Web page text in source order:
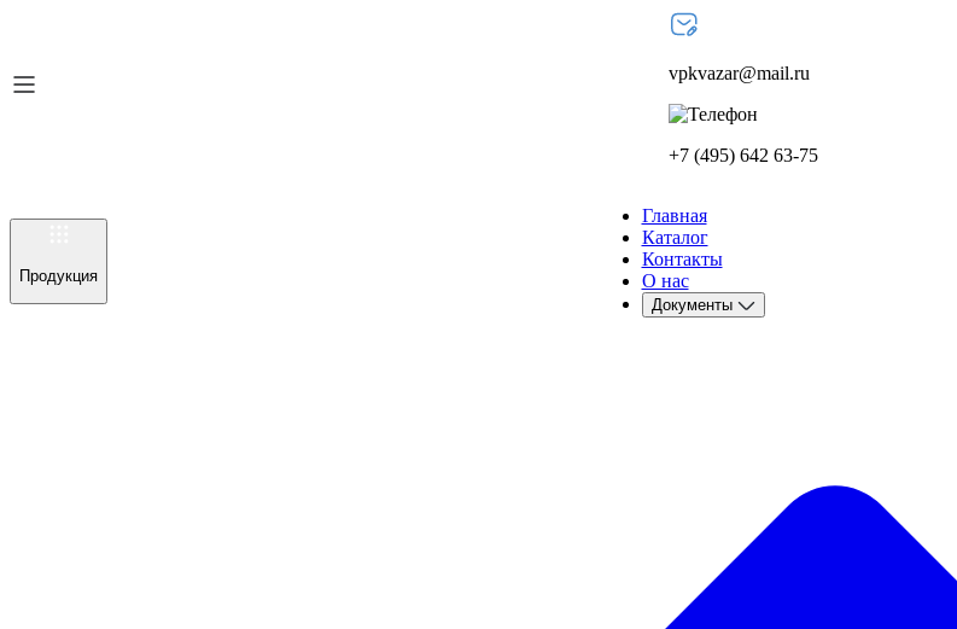
vpkvazar@mail.ru
+7 (495) 642 63-75
Продукция
Главная
Каталог
Контакты
О нас
Документы